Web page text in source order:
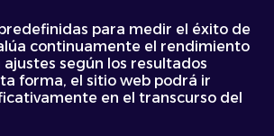
para medir el éxito de
continuamente el rendimiento
según los resultados
forma, el sitio web podrá ir
en el transcurso del